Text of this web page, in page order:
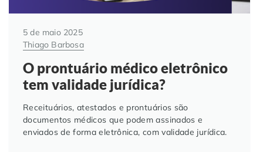
5 de maio 2025
Thiago Barbosa
O prontuário médico eletrônico
tem validade jurídica?
Receituários, atestados e prontuários são
documentos médicos que podem assinados e
enviados de forma eletrônica, com validade jurídica.